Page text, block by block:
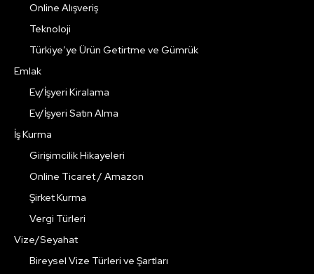
Online Alışveriş
Teknoloji
Türkiye’ye Ürün Getirtme ve Gümrük
Emlak
Ev/İşyeri Kiralama
Ev/İşyeri Satın Alma
İş Kurma
Girişimcilik Hikayeleri
Online Ticaret / Amazon
Şirket Kurma
Vergi Türleri
Vize/Seyahat
Bireysel Vize Türleri ve Şartları